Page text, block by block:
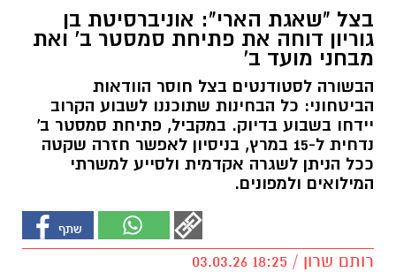
בצל "שאגת הארי": אוניברסיטת בן
גוריון דוחה את פתיחת סמסטר ב' ואת
מבחני מועד ב'
הבשורה לסטודנטים בצל חוסר הוודאות
הביטחוני: כל הבחינות שתוכננו לשבוע הקרוב
יידחו בשבוע בדיוק. במקביל, פתיחת סמסטר ב'
נדחית ל-15 במרץ, בניסיון לאפשר חזרה שקטה
ככל הניתן לשגרה אקדמית ולסייע למשרתי
המילואים ולמפונים.
רותם שרון / 18:25 03.03.26